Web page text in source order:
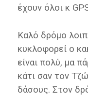
έχουν όλοι κ
Καλό δρόμο
κυκλοφορεί ο
είναι πολύ, μα
κάτι σαν τον
δάσους. Στον